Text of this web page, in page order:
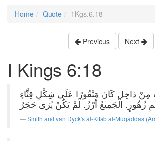
Home Quote 1Kgs.6.18
Previous Next
I Kings 6:18
مِنْ دَاخِل كَانَ مَنْقُورًا عَلَى شِكْلِ قِثَّاءٍ
Smith and van Dyck's al-Kitab al-Muqaddas